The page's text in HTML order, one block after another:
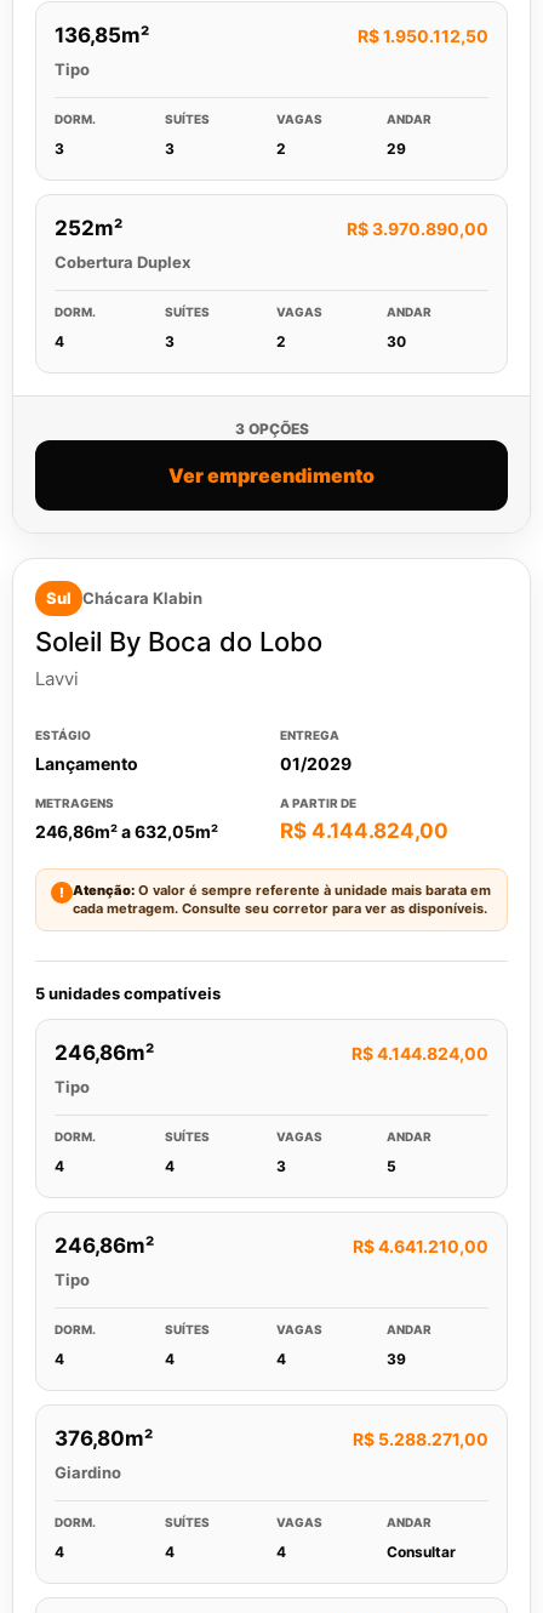
136,85m² R$ 1.950.112,50
Tipo
DORM.
3
SUÍTES
3
VAGAS
2
ANDAR
29
252m² R$ 3.970.890,00
Cobertura Duplex
DORM.
4
SUÍTES
3
VAGAS
2
ANDAR
30
3 OPÇÕES
Ver empreendimento
Sul Chácara Klabin
Soleil By Boca do Lobo
Lavvi
ESTÁGIO
Lançamento
ENTREGA
01/2029
METRAGENS
246,86m² a 632,05m²
A PARTIR DE
R$ 4.144.824,00
! Atenção: O valor é sempre referente à unidade mais barata em
cada metragem. Consulte seu corretor para ver as disponíveis.
5 unidades compatíveis
246,86m² R$ 4.144.824,00
Tipo
DORM.
4
SUÍTES
4
VAGAS
3
ANDAR
5
246,86m² R$ 4.641.210,00
Tipo
DORM.
4
SUÍTES
4
VAGAS
4
ANDAR
39
376,80m² R$ 5.288.271,00
Giardino
DORM.
4
SUÍTES
4
VAGAS
4
ANDAR
Consultar